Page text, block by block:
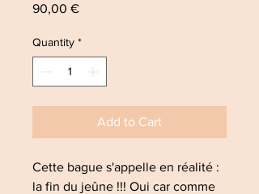
90,00 €Price
Quantity *
Add to Cart
Cette bague s'appelle en réalité :
la fin du jeûne !!! Oui car comme